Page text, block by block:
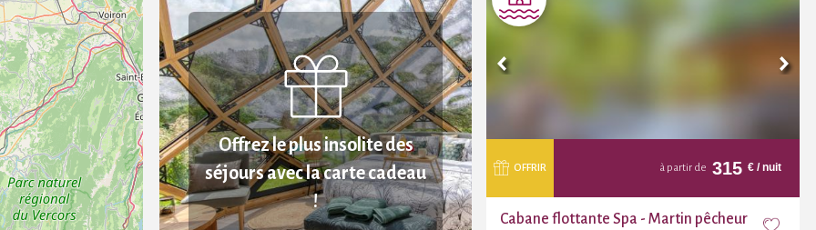
Offrez le plus insolite des
séjours avec la carte cadeau
!
OFFRIR à partir de 315 € / nuit
Cabane flottante Spa - Martin pêcheur